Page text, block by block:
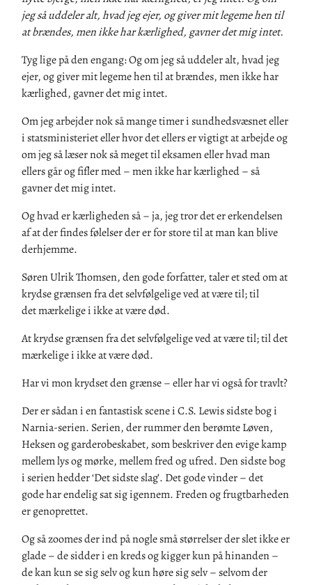
jeg så uddeler alt, hvad jeg ejer, og giver mit legeme hen til
at brændes, men ikke har kærlighed, gavner det mig intet.
Tyg lige på den engang: Og om jeg så uddeler alt, hvad jeg
ejer, og giver mit legeme hen til at brændes, men ikke har
kærlighed, gavner det mig intet.
Omjegarbejder nok så mange timer i sundhedsvæsnet eller
istatsministerieteller hvor det ellerser vigtigt at arbejde og
om jeg så læser nok så meget til eksamen eller hvad man
ellers går og fifler med – men ikke har kærlighed – så
gavner det mig intet.
Og hvad er kærligheden så – ja, jeg tror det er erkendelsen
af at der findes følelser der er for store til at man kan blive
derhjemme.
Søren Ulrik Thomsen,den gode forfatter,taler et sted omat
krydse grænsen fra det selvfølgelige ved at være til; til
detmærkeligeiikke at være død.
At krydse grænsen fra det selvfølgelige ved at være til; til det
mærkelige i ikke at være død.
Har vi mon krydset den grænse – eller har vi også for travlt?
Der er sådan i en fantastisk scene i C.S. Lewis sidste bog i
Narnia-serien. Serien,der rummer den berømte Løven,
Heksen og garderobeskabet,som beskriver den evige kamp
mellem lys og mørke, mellem fred og ufred. Den sidste bog
i serien hedder‘Det sidste slag’. Det gode vinder – det
godehar endelig sat sig igennem. Freden og frugtbarheden
er genoprettet.
Og så zoomes der ind på noglesmå størrelserder slet ikke er
glade – de sidder i en kreds og kigger kun på hinanden–
de kan kun se sig selvogkunhøre sig selv –selvom der